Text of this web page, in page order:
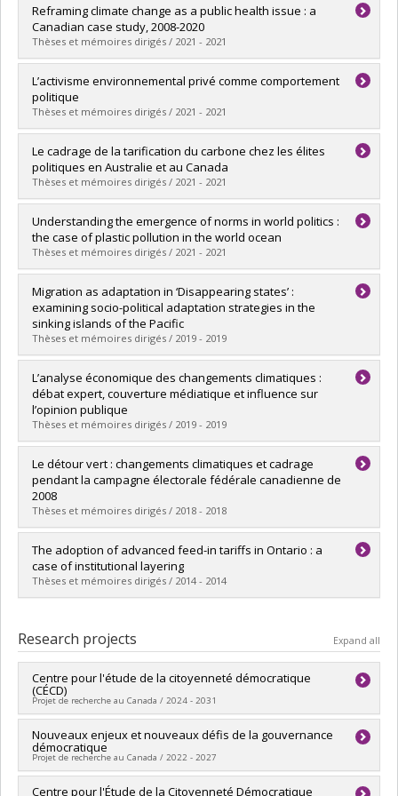
Graduate :Basillais, Audrey
Cycle :Master's
Grade :M.A.
Lien vers le document dans Papyrus
Reframing climate change as a public health issue : a
Canadian case study, 2008-2020
Thèses et mémoires dirigés / 2021 - 2021
Graduate :Pillod, Alizee
Cycle :Master's
Grade :M. Sc.
Lien vers le document dans Papyrus
L’activisme environnemental privé comme comportement
politique
Thèses et mémoires dirigés / 2021 - 2021
Graduate :Rochon, Jérémie
Cycle :Master's
Grade :M. Sc.
Lien vers le document dans Papyrus
Le cadrage de la tarification du carbone chez les élites
politiques en Australie et au Canada
Thèses et mémoires dirigés / 2021 - 2021
Graduate :Pavic, Clémence
Cycle :Master's
Grade :M. Sc.
Lien vers le document dans Papyrus
Understanding the emergence of norms in world politics :
the case of plastic pollution in the world ocean
Thèses et mémoires dirigés / 2021 - 2021
Graduate :Beaudoin, Simon
Cycle :Master's
Grade :M. Sc.
Lien vers le document dans Papyrus
Migration as adaptation in ‘Disappearing states’ :
examining socio-political adaptation strategies in the
sinking islands of the Pacific
Thèses et mémoires dirigés / 2019 - 2019
Graduate :Munoz, Sarah
Cycle :Master's
Grade :M. Sc.
Lien vers le document dans Papyrus
L’analyse économique des changements climatiques :
débat expert, couverture médiatique et influence sur
l’opinion publique
Thèses et mémoires dirigés / 2019 - 2019
Graduate :Guertin-Armstrong, Simon
Cycle :Doctoral
Grade :
Lien vers le document dans Papyrus
Le détour vert : changements climatiques et cadrage
pendant la campagne électorale fédérale canadienne de
2008
Thèses et mémoires dirigés / 2018 - 2018
Graduate :Joly, François
Cycle :Master's
Grade :M. Sc.
Lien vers le document dans Papyrus
The adoption of advanced feed-in tariffs in Ontario : a
case of institutional layering
Thèses et mémoires dirigés / 2014 - 2014
Cycle :Master's
Grade :M. Sc.
Lien vers le document dans Papyrus
Research projects Expand all
Centre pour l'étude de la citoyenneté démocratique
(CÉCD)
Projet de recherche au Canada / 2024 - 2031
Lead researcher : Patrick Fournier,Frédérick Bastien
Co-researchers :
André Blais, Claire Durand
Jean-François Godbout
Laurie Beaudonnet
Nouveaux enjeux et nouveaux défis de la gouvernance
démocratique
Projet de recherche au Canada / 2022 - 2027
Lead researcher :Richard Nadeau
Centre pour l'Étude de la Citoyenneté Démocratique